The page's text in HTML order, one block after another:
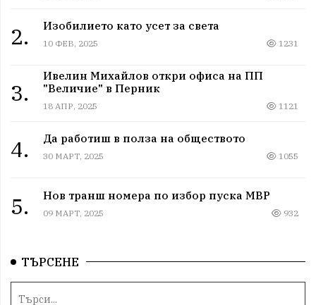
2. Изобилието като усет за света
10 ФЕВ, 2025 1231
3.
Ивелин Михайлов откри офиса на ПП
"Величие" в Перник
18 АПР, 2025 1121
4. Да работиш в полза на обществото
30 МАРТ, 2025 1055
5. Нов транш номера по избор пуска МВР
09 МАРТ, 2025 932
ТЪРСЕНЕ